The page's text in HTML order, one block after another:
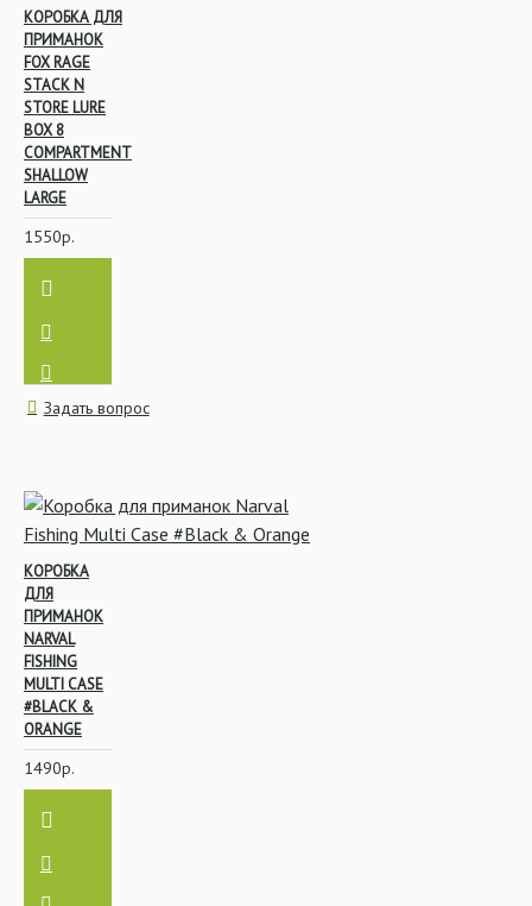
КОРОБКА ДЛЯ
ПРИМАНОК
FOX RAGE
STACK N
STORE LURE
BOX 8
COMPARTMENT
SHALLOW
LARGE
1550р.
Задать вопрос
КОРОБКА
ДЛЯ
ПРИМАНОК
NARVAL
FISHING
MULTI CASE
#BLACK &
ORANGE
1490р.